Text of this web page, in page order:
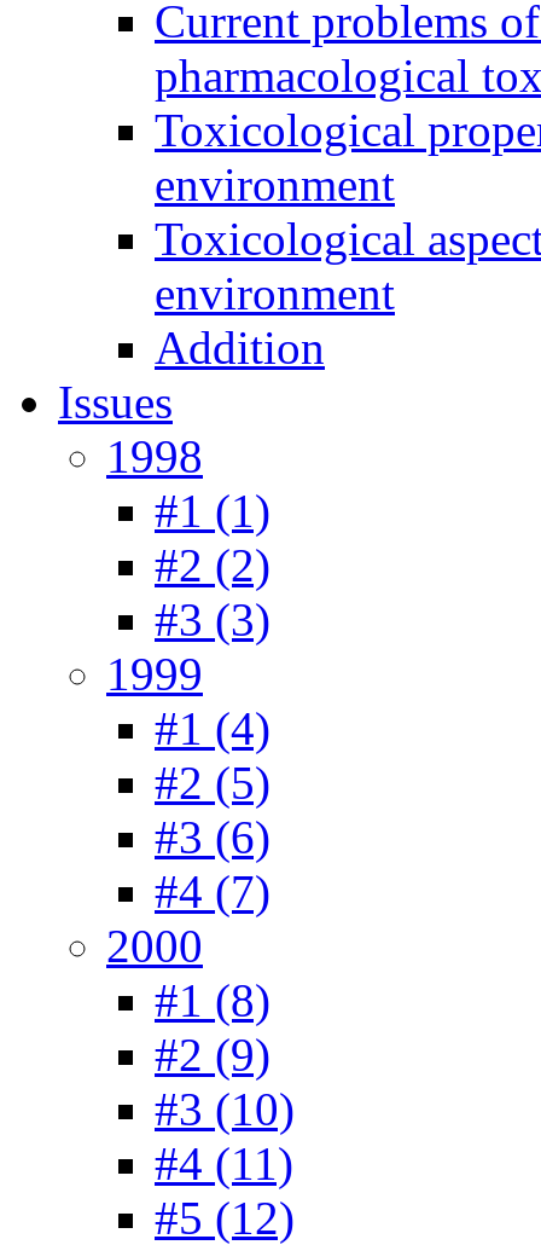
Current problems
pharmacological
Toxicological
environment
Toxicological
environment
Addition
Issues
1998
#1 (1)
#2 (2)
#3 (3)
1999
#1 (4)
#2 (5)
#3 (6)
#4 (7)
2000
#1 (8)
#2 (9)
#3 (10)
#4 (11)
#5 (12)